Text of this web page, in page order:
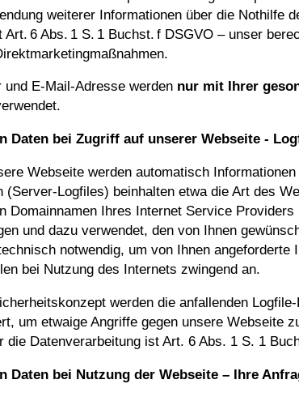
weiterer Informationen über die Nothilfe
Art. 6 Abs. 1 S. 1 Buchst. f DSGVO – unser
und E-Mail-Adresse werden nur mit Ihrer
Daten bei Zugriff auf unserer Webseite -
Webseite werden automatisch
(Server-Logfiles) beinhalten etwa die Art des
Domainnamen Ihres Internet Service
und dazu verwendet, den von Ihnen
notwendig, um von Ihnen angeforderte
bei Nutzung des Internets zwingend an.
werden die anfallenden
um etwaige Angriffe gegen unsere Webseite
die Datenverarbeitung ist Art. 6 Abs. 1 S. 1
Daten bei Nutzung der Webseite – Ihre